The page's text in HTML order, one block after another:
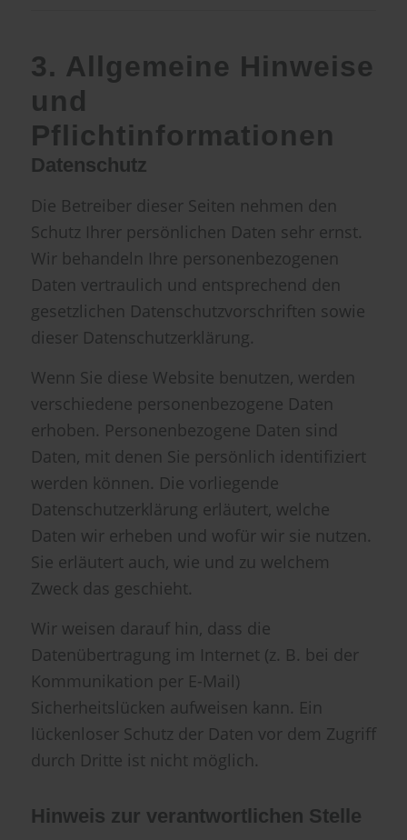
3. Allgemeine Hinweise
und
Pflichtinformationen
Datenschutz
Die Betreiber dieser Seiten nehmen den
Schutz Ihrer persönlichen Daten sehr ernst.
Wir behandeln Ihre personenbezogenen
Daten vertraulich und entsprechend den
gesetzlichen Datenschutzvorschriften sowie
dieser Datenschutzerklärung.
Wenn Sie diese Website benutzen, werden
verschiedene personenbezogene Daten
erhoben. Personenbezogene Daten sind
Daten, mit denen Sie persönlich identifiziert
werden können. Die vorliegende
Datenschutzerklärung erläutert, welche
Daten wir erheben und wofür wir sie nutzen.
Sie erläutert auch, wie und zu welchem
Zweck das geschieht.
Wir weisen darauf hin, dass die
Datenübertragung im Internet (z. B. bei der
Kommunikation per E-Mail)
Sicherheitslücken aufweisen kann. Ein
lückenloser Schutz der Daten vor dem Zugriff
durch Dritte ist nicht möglich.
Hinweis zur verantwortlichen Stelle